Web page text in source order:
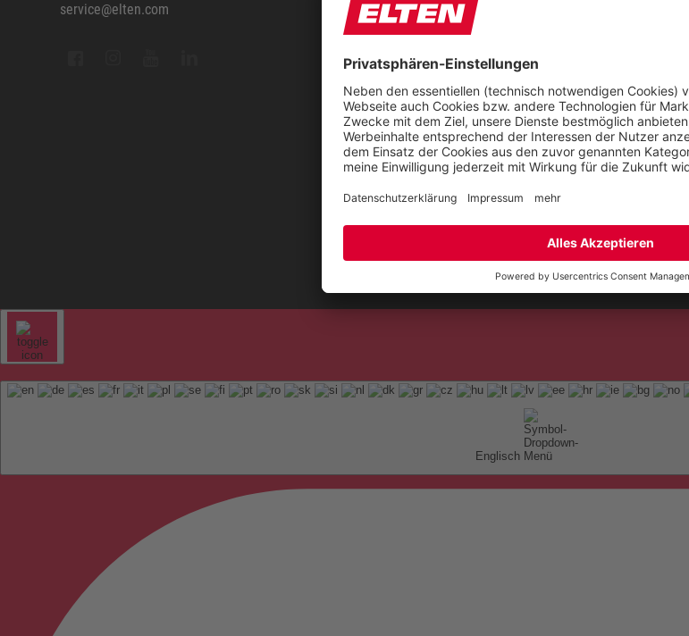
service@elten.com Vermessung KIDS by ELTEN
ELTEN Reparaturservice
FAQ
Kontakt
Englisch